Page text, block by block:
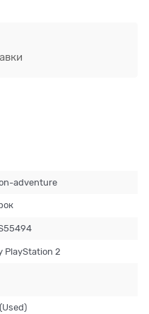
adventure
PlayStation 2